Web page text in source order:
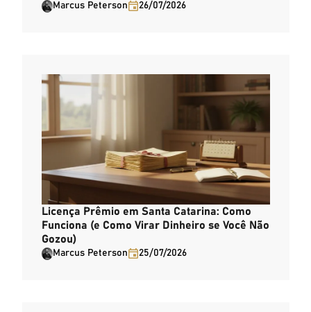
Marcus Peterson 26/07/2026
Licença Prêmio em Santa Catarina: Como
Funciona (e Como Virar Dinheiro se Você Não
Gozou)
Marcus Peterson 25/07/2026